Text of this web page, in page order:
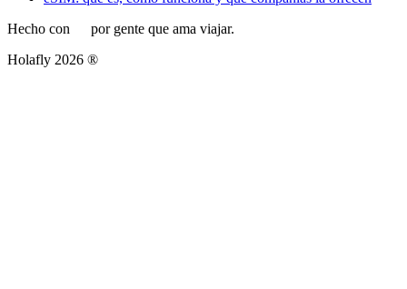
Hecho con
por gente que ama viajar.
Holafly 2026 ®